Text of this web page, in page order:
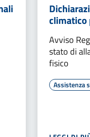
climatico
Avviso
stato di
fisico
Assistenza